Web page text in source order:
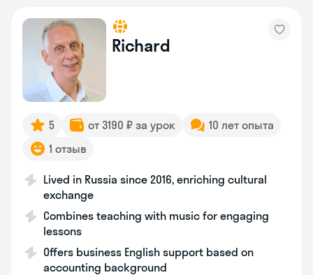
Richard
5 от 3190 ₽ за урок
10 лет опыта
1 отзыв
Lived in Russia since 2016, enriching cultural
exchange
Combines teaching with music for engaging
lessons
Offers business English support based on
accounting background